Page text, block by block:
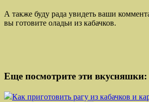
А также буду рада увидеть ваши
вы готовите оладьи из кабачков.
Еще посмотрите эти вкусняшки:
Как приготовить рагу из кабачков и